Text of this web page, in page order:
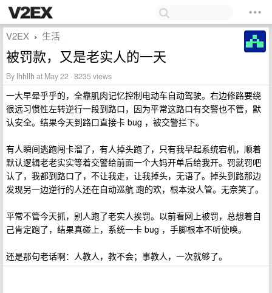
V2EX › 生活
被罚款，又是老实人的一天
By lhhllh at May 22 · 8235 views
一大早晕乎乎的，全靠肌肉记忆控制电动车自动驾驶。右边修路要绕
很远习惯性左转逆行一段到路口，因为平常这路口有交警也不管，默
认安全。结果今天到路口直接卡 bug ，被交警拦下。
有人瞬间逃跑闯卡溜了，有人掉头跑了，只有我早起系统宕机，顺着
默认逻辑老老实实等着交警给前面一个大妈开单后给我开。罚就罚吧
认了，我都到路口了，不让我走，让我掉头，无语了。掉头到路那边
发现另一边逆行的人还在自动巡航 跑的欢，根本没人管。无奈笑了。
平常不管今天抓，别人跑了老实人挨罚。以前看网上被罚，总想着自
己肯定跑了，结果真碰上，系统一卡 bug ，手脚根本不听使唤。
还是那句老话啊：人教人，教不会；事教人，一次就够了。